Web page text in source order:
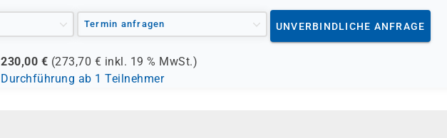
Termin anfragen UNVERBINDLICHE ANFRAGE
230,00 € (273,70 € inkl. 19 % MwSt.)
Durchführung ab 1 Teilnehmer